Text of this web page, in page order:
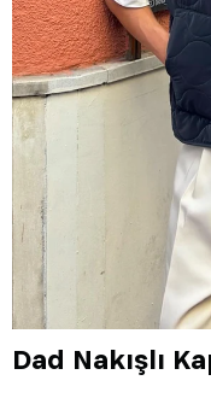
Dad Nakışlı